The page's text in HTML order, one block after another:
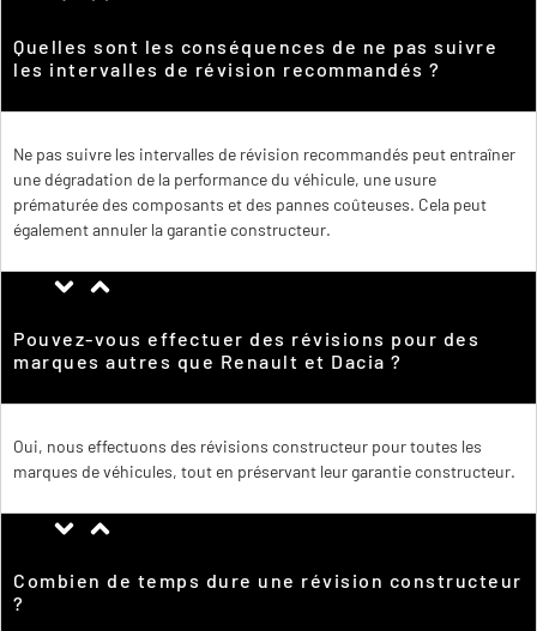
Quelles sont les conséquences de ne pas suivre
les intervalles de révision recommandés ?
Ne pas suivre les intervalles de révision recommandés peut entraîner
une dégradation de la performance du véhicule, une usure
prématurée des composants et des pannes coûteuses. Cela peut
également annuler la garantie constructeur.
Pouvez-vous effectuer des révisions pour des
marques autres que Renault et Dacia ?
Oui, nous effectuons des révisions constructeur pour toutes les
marques de véhicules, tout en préservant leur garantie constructeur.
Combien de temps dure une révision constructeur
?